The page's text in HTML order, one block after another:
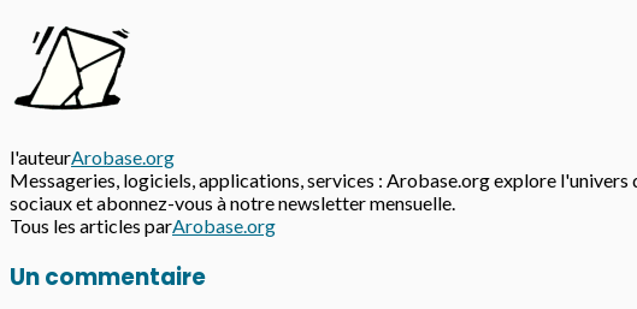
l'auteurArobase.org
Messageries, logiciels, applications, services : Arobase.org explore
sociaux et abonnez-vous à notre newsletter mensuelle.
Tous les articles parArobase.org
Un commentaire